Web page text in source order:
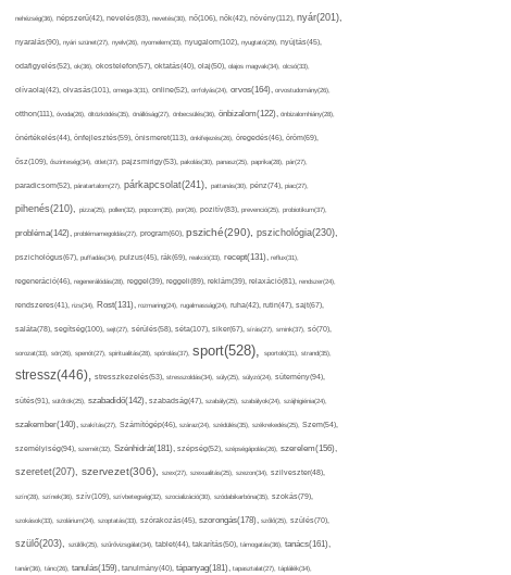
nehézség(36), népszerű(42), nevelés(83), nevetés(30), nő(106), nők(42), növény(112), nyár(201),
nyaralás(90), nyári szünet(27), nyelv(26), nyomelem(33), nyugalom(102), nyugtató(29), nyújtás(45),
odafigyelés(52), ok(36), okostelefon(57), oktatás(40), olaj(50), olajos magvak(34), olcsó(33),
olívaolaj(42), olvasás(101), omega-3(31), online(52), orrfolyás(24), orvos(164), orvostudomány(26),
otthon(111), óvoda(26), öltözködés(35), önállóság(27), önbecsülés(36), önbizalom(122), önbizalomhiány(28),
önértékelés(44), önfejlesztés(59), önismeret(113), önkifejezés(26), öregedés(46), öröm(69),
ősz(109), őszinteség(34), ötlet(37), pajzsmirigy(53), pakolás(30), panasz(25), paprika(28), pár(27),
paradicsom(52), páratartalom(27), párkapcsolat(241), pattanás(30), pénz(74), piac(27),
pihenés(210), pizza(25), pollen(32), popcorn(35), por(26), pozitív(83), prevenció(25), probiotikum(37),
probléma(142), problémamegoldás(27), program(60), psziché(290), pszichológia(230),
pszichológus(67), puffadás(34), pulzus(45), rák(69), reakció(33), recept(131), reflux(31),
regeneráció(46), regenerálódás(28), reggel(39), reggeli(89), reklám(39), relaxáció(81), rendszer(24),
rendszeres(41), rizs(34), Rost(131), rozmaring(24), rugalmasság(24), ruha(42), rutin(47), sajt(67),
saláta(78), segítség(100), sejt(27), sérülés(58), séta(107), siker(67), sírás(27), smink(37), só(70),
sorozat(33), sör(26), spenót(27), spiritualitás(28), spórolás(37), sport(528), sportoló(31), strand(35),
stressz(446), stresszkezelés(53), stresszoldás(34), súly(25), súlyzó(24), sütemény(94),
sütés(91), sütőtök(25), szabadidő(142), szabadság(47), szabály(25), szabályok(24), szájhigiénia(24),
szakember(140), szakítás(27), Számítógép(46), száraz(24), szédülés(35), székrekedés(25), Szem(54),
személyiség(94), szemét(32), Szénhidrát(181), szépség(52), szépségápolás(26), szerelem(156),
szeretet(207), szervezet(306), szex(27), szexualitás(25), szezon(34), szilveszter(48),
szín(28), színek(36), szív(109), szívbetegség(32), szocializáció(30), szódabikarbóna(35), szokás(79),
szokások(33), szolárium(24), szoptatás(33), szórakozás(45), szorongás(178), szőlő(25), szülés(70),
szülő(203), szülők(25), szűrővizsgálat(34), tablet(44), takarítás(50), támogatás(36), tanács(161),
tanár(36), tánc(26), tanulás(159), tanulmány(40), tápanyag(181), tapasztalat(27), táplálék(34),